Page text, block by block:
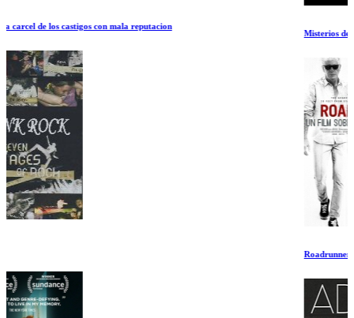
Misterios de la Luna